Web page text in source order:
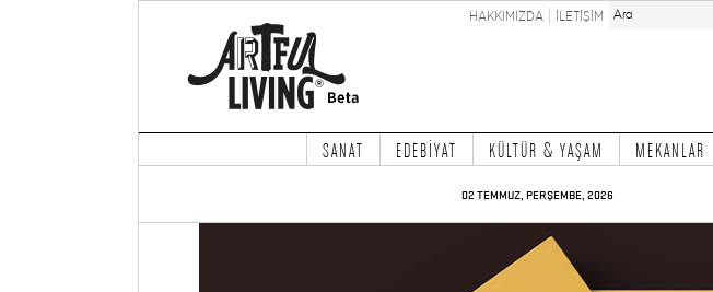
HAKKIMIZDA İLETİŞİM
SANAT EDEBİYAT KÜLTÜR & YAŞAM MEKANLAR
02 TEMMUZ, PERŞEMBE, 2026